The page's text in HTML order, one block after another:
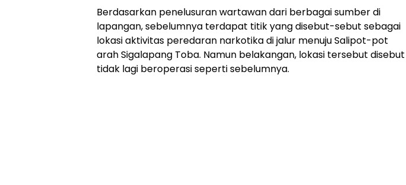
Berdasarkan penelusuran wartawan dari berbagai sumber di
lapangan, sebelumnya terdapat titik yang disebut-sebut sebagai
lokasi aktivitas peredaran narkotika di jalur menuju Salipot-pot
arah Sigalapang Toba. Namun belakangan, lokasi tersebut disebut
tidak lagi beroperasi seperti sebelumnya.